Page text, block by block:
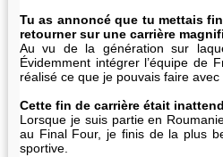
Tu as annoncé que tu mettais
retourner sur une carrière
Au vu de la génération sur
Évidemment intégrer l’équipe de
réalisé ce que je pouvais faire
Cette fin de carrière était
Lorsque je suis partie en
au Final Four, je finis de la plus
sportive.